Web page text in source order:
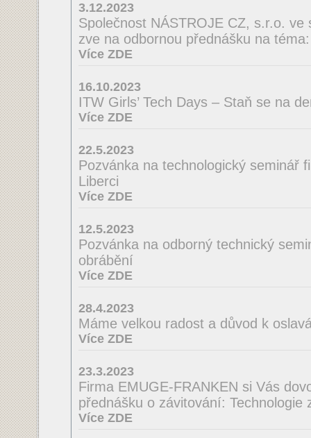
3.12.2023
Společnost NÁSTROJE CZ, s.r.o. ve
zve na odbornou přednášku na
Více ZDE
16.10.2023
ITW Girls’ Tech Days – Staň se na
Více ZDE
22.5.2023
Pozvánka na technologický seminář
Liberci
Více ZDE
12.5.2023
Pozvánka na odborný technický
obrábění
Více ZDE
28.4.2023
Máme velkou radost a důvod k
Více ZDE
23.3.2023
Firma EMUGE-FRANKEN si Vás
přednášku o závitování: Technologie
Více ZDE